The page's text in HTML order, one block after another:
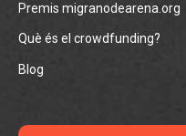
Premis migranodearena.org
Què és el crowdfunding?
Blog